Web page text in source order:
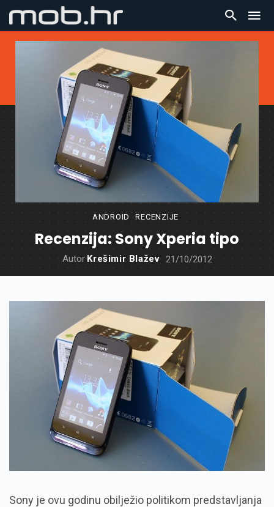
ANDROID RECENZIJE
Recenzija: Sony Xperia tipo
Autor Krešimir Blažev 21/10/2012
Sony je ovu godinu obilježio politikom predstavljanja